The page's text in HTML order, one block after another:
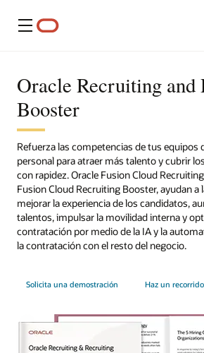
Menú
Oracle Recruiting and
Booster
Refuerza las competencias de tus equipos
personal para atraer más talento y cubrir
con rapidez. Oracle Fusion Cloud
Fusion Cloud Recruiting Booster, ayudan a
mejorar la experiencia de los candidatos,
talentos, impulsar la movilidad interna y
contratación por medio de la IA y la
la contratación con el resto del negocio.
Solicita una demostración Haz un recorrido